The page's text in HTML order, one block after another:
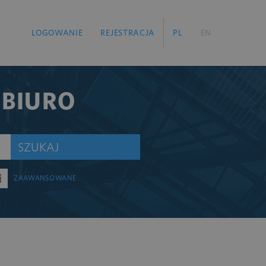
PL EN
LOGOWANIE REJESTRACJA
SZUKAJ
ZAAWANSOWANE